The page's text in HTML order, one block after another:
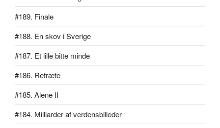
#189. Finale
#188. En skov i Sverige
#187. Et lille bitte minde
#186. Retræte
#185. Alene II
#184. Milliarder af verdensbilleder